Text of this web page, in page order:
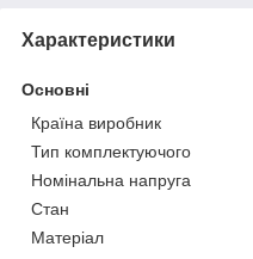
Характеристики
Основні
Країна виробник
Тип комплектуючого
Номінальна напруга
Стан
Матеріал